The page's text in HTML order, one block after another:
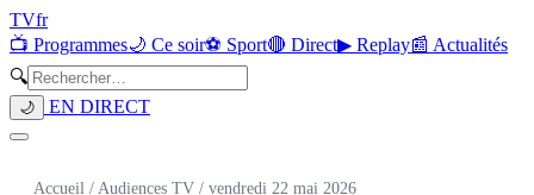
TVfr
📺 Programmes🌙 Ce soir⚽ Sport🔴 Direct▶ Replay📰 Actualités
🔍
🌙 EN DIRECT
Accueil / Audiences TV / vendredi 22 mai 2026